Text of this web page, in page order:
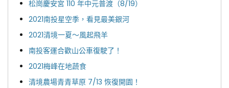
松崗慶安宮 110 年中元普渡（8/19）
2021南投星空季，看見最美銀河
2021清境一夏～風起飛羊
南投客運合歡山公車復駛了！
2021梅峰在地蔬食
清境農場青青草原 7/13 恢復開園！